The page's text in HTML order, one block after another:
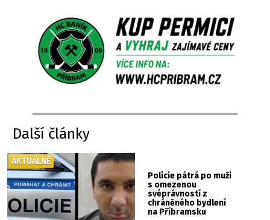
Další články
Policie pátrá po muži
s omezenou
svéprávností z
chráněného bydlení
na Příbramsku
AKTUÁLNĚ